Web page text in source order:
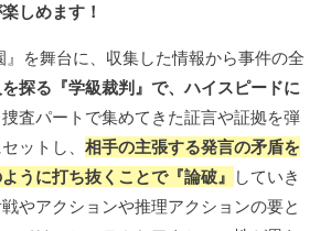
しめます！
』を舞台に、収集した情報から事件の全
探る『学級裁判』で、ハイスピードに
査パートで集めてきた証言や証拠を弾
ットし、 相手の主張する発言の矛盾を
うに打ち抜くことで『論破』 していき
やアクションや推理アクションの要と